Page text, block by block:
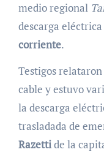
medio regional
descarga
corriente.
Testigos
cable y estuvo
la descarga
trasladada de
Razettide la